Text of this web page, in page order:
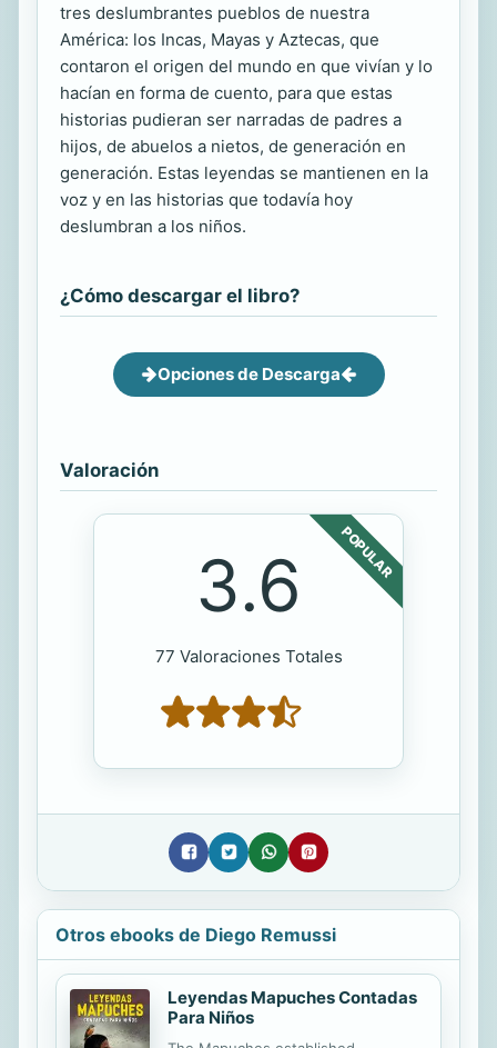
tres deslumbrantes pueblos de nuestra
América: los Incas, Mayas y Aztecas, que
contaron el origen del mundo en que vivían y lo
hacían en forma de cuento, para que estas
historias pudieran ser narradas de padres a
hijos, de abuelos a nietos, de generación en
generación. Estas leyendas se mantienen en la
voz y en las historias que todavía hoy
deslumbran a los niños.
¿Cómo descargar el libro?
Opciones de Descarga
Valoración
POPULAR
3.6
77 Valoraciones Totales
Otros ebooks de Diego Remussi
Leyendas Mapuches Contadas
Para Niños